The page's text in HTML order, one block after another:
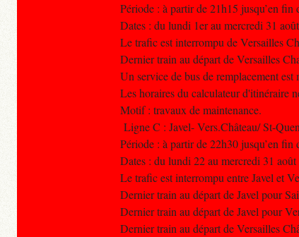
Période : à partir de 21h15 jusqu’en fin
Dates : du lundi 1er au mercredi 31
Le trafic est interrompu de Versailles
Dernier train au départ de Versailles
Un service de bus de remplacement est
Les horaires du calculateur d'itinéraire
Motif : travaux de maintenance.
Ligne C : Javel- Vers.Château/ St-
Période : à partir de 22h30 jusqu’en fin
Dates : du lundi 22 au mercredi 31
Le trafic est interrompu entre Javel et
Dernier train au départ de Javel pour
Dernier train au départ de Javel pour
Dernier train au départ de Versailles